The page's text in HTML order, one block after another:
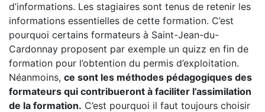
d’informations. Les stagiaires sont tenus de retenir les
informations essentielles de cette formation. C’est
pourquoi certains formateurs à Saint-Jean-du-
Cardonnay proposent par exemple un quizz en fin de
formation pour l’obtention du permis d’exploitation.
Néanmoins, ce sont les méthodes pédagogiques des
formateurs qui contribueront à faciliter l’assimilation
de la formation. C’est pourquoi il faut toujours choisir